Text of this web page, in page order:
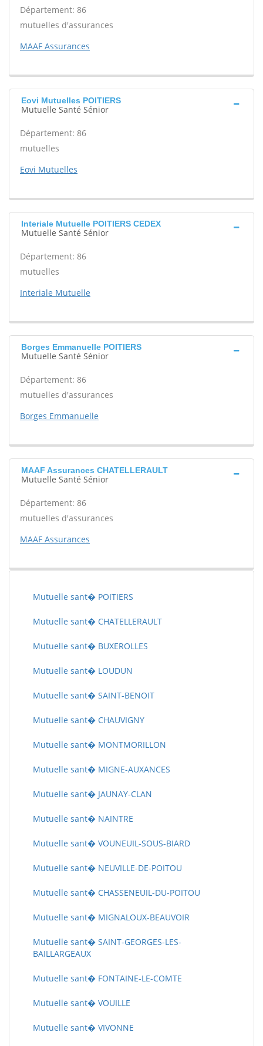
Département: 86
mutuelles d'assurances
MAAF Assurances
Eovi Mutuelles POITIERS
Mutuelle Santé Sénior
Département: 86
mutuelles
Eovi Mutuelles
Interiale Mutuelle POITIERS CEDEX
Mutuelle Santé Sénior
Département: 86
mutuelles
Interiale Mutuelle
Borges Emmanuelle POITIERS
Mutuelle Santé Sénior
Département: 86
mutuelles d'assurances
Borges Emmanuelle
MAAF Assurances CHATELLERAULT
Mutuelle Santé Sénior
Département: 86
mutuelles d'assurances
MAAF Assurances
Mutuelle sant� POITIERS
Mutuelle sant� CHATELLERAULT
Mutuelle sant� BUXEROLLES
Mutuelle sant� LOUDUN
Mutuelle sant� SAINT-BENOIT
Mutuelle sant� CHAUVIGNY
Mutuelle sant� MONTMORILLON
Mutuelle sant� MIGNE-AUXANCES
Mutuelle sant� JAUNAY-CLAN
Mutuelle sant� NAINTRE
Mutuelle sant� VOUNEUIL-SOUS-BIARD
Mutuelle sant� NEUVILLE-DE-POITOU
Mutuelle sant� CHASSENEUIL-DU-POITOU
Mutuelle sant� MIGNALOUX-BEAUVOIR
Mutuelle sant� SAINT-GEORGES-LES-
BAILLARGEAUX
Mutuelle sant� FONTAINE-LE-COMTE
Mutuelle sant� VOUILLE
Mutuelle sant� VIVONNE